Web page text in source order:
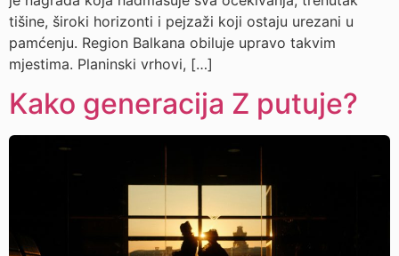
tišine, široki horizonti i pejzaži koji ostaju urezani u
pamćenju. Region Balkana obiluje upravo takvim
mjestima. Planinski vrhovi, […]
Kako generacija Z putuje?